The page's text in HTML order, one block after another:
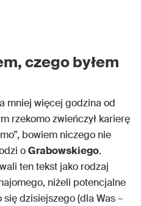
czego byłem
mniej więcej godzina od
rzekomo zwieńczył karierę
bowiem niczego nie
oGrabowskiego.
ten tekst jako rodzaj
niżeli potencjalne
się dzisiejszego (dla Was –